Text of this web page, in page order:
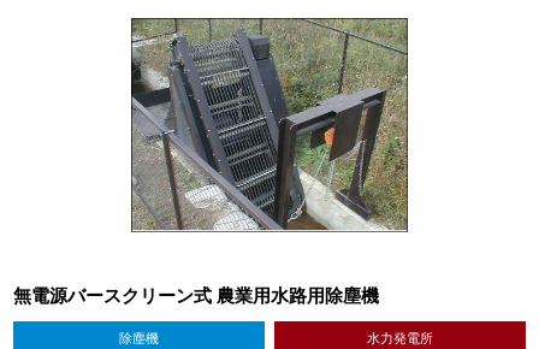
無電源バースクリーン式 農業用水路用除塵機
除塵機
水力発電所